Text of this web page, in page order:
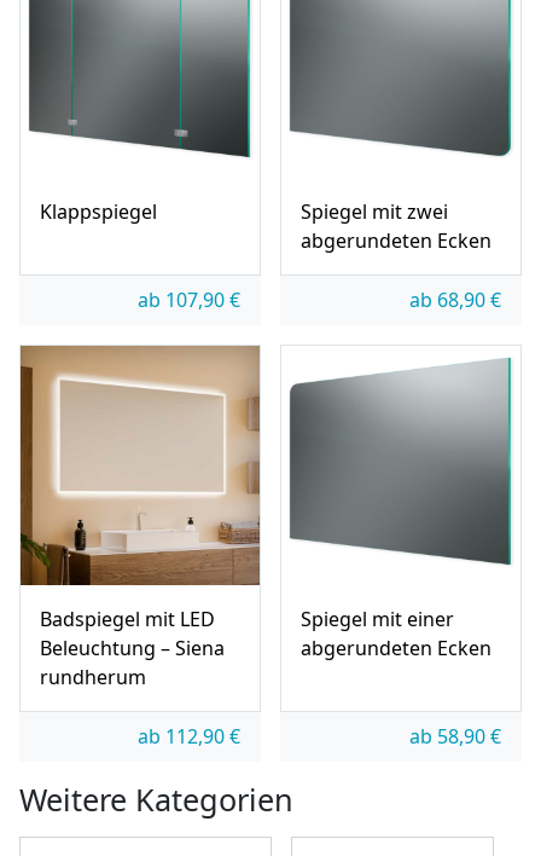
Klappspiegel
ab 107,90€
Spiegel mit zwei
abgerundeten Ecken
ab 68,90€
Badspiegel mit LED
Beleuchtung – Siena
rundherum
ab 112,90€
Spiegel mit einer
abgerundeten Ecken
ab 58,90€
Weitere Kategorien